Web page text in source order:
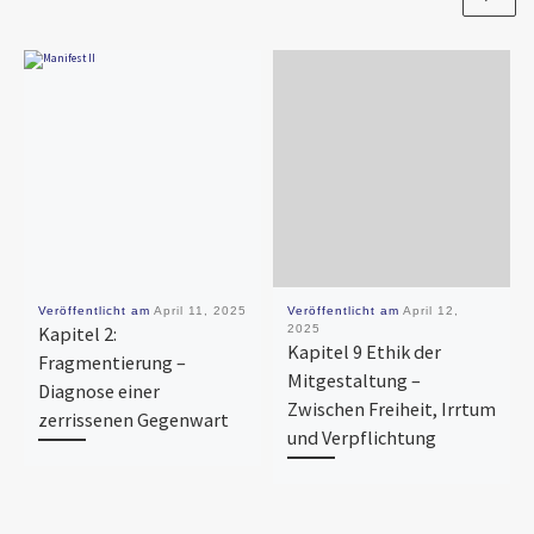
Veröffentlicht am April 11, 2025
Kapitel 2:
Fragmentierung –
Diagnose einer
zerrissenen Gegenwart
Veröffentlicht am April 12,
2025
Kapitel 9 Ethik der
Mitgestaltung –
Zwischen Freiheit, Irrtum
und Verpflichtung